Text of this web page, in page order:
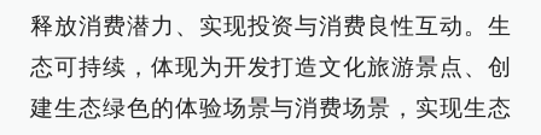
释放消费潜力、实现投资与消费良性互动。生
态可持续，体现为开发打造文化旅游景点、创
建生态绿色的体验场景与消费场景，实现生态